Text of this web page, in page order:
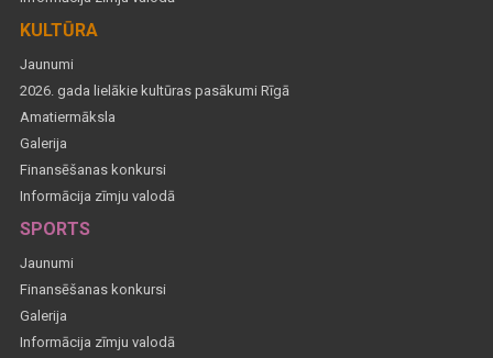
KULTŪRA
Jaunumi
2026. gada lielākie kultūras pasākumi Rīgā
Amatiermāksla
Galerija
Finansēšanas konkursi
Informācija zīmju valodā
SPORTS
Jaunumi
Finansēšanas konkursi
Galerija
Informācija zīmju valodā